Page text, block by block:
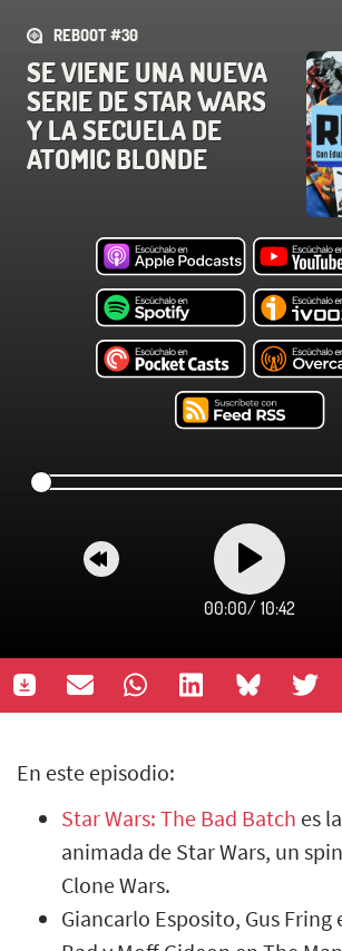
REBOOT #30
SE VIENE UNA NUEVA
SERIE DE STAR WARS
Y LA SECUELA DE
ATOMIC BLONDE
00:00/ 10:42
En este episodio:
Star Wars: The Bad Batch es
animada de Star Wars, un
Clone Wars.
Giancarlo Esposito, Gus Fring